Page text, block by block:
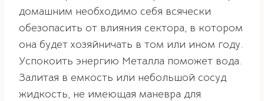
домашним необходимо себя всячески
обезопасить от влияния сектора, в котором
она будет хозяйничать в том или ином году.
Успокоить энергию Металла поможет вода.
Залитая в емкость или небольшой сосуд
жидкость, не имеющая маневра для